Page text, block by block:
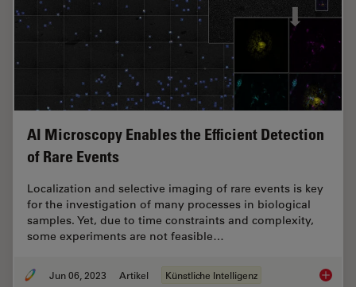
AI Microscopy Enables the Efficient Detection
of Rare Events
Localization and selective imaging of rare events is key
for the investigation of many processes in biological
samples. Yet, due to time constraints and complexity,
some experiments are not feasible…
Jun 06, 2023 Artikel Künstliche Intelligenz AI